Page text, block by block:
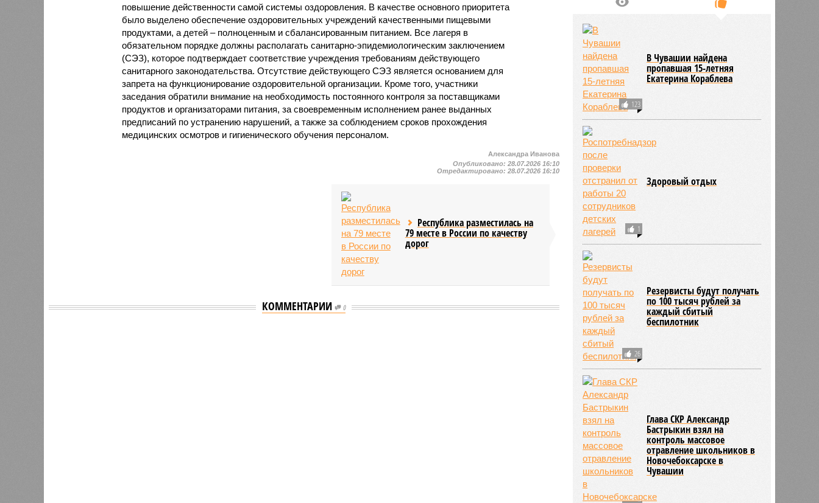
повышение действенности самой системы оздоровления. В качестве основного приоритета
было выделено обеспечение оздоровительных учреждений качественными пищевыми
продуктами, а детей – полноценным и сбалансированным питанием. Все лагеря в
обязательном порядке должны располагать санитарно-эпидемиологическим заключением
(СЭЗ), которое подтверждает соответствие учреждения требованиям действующего
санитарного законодательства. Отсутствие действующего СЭЗ является основанием для
запрета на функционирование оздоровительной организации. Кроме того, участники
заседания обратили внимание на необходимость постоянного контроля за поставщиками
продуктов и организаторами питания, за своевременным исполнением ранее выданных
предписаний по устранению нарушений, а также за соблюдением сроков прохождения
медицинских осмотров и гигиенического обучения персоналом.
Александра Иванова
Опубликовано:28.07.2026 16:10
Отредактировано:28.07.2026 16:10
Республика разместилась на
79 месте в России по качеству
дорог
КОММЕНТАРИИ 0
123
В Чувашии найдена
пропавшая 15-летняя
Екатерина Кораблева
1
Здоровый отдых
26
Резервисты будут получать
по 100 тысяч рублей за
каждый сбитый
беспилотник
Глава СКР Александр
Бастрыкин взял на
контроль массовое
отравление школьников в
Новочебоксарске в
Чувашии